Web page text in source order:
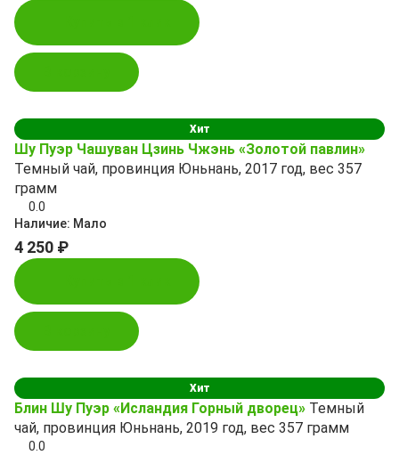
Хит
Шу Пуэр Чашуван Цзинь Чжэнь «Золотой павлин»
Темный чай, провинция Юньнань, 2017 год, вес 357
грамм
0.0
Наличие: Мало
4 250 ₽
Хит
Блин Шу Пуэр «Исландия Горный дворец» Темный
чай, провинция Юньнань, 2019 год, вес 357 грамм
0.0